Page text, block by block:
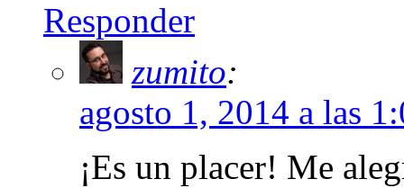
Responder
zumito:
agosto 1, 2014 a las
¡Es un placer! Me